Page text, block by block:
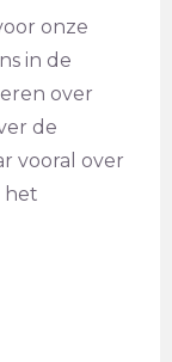
onze
in de
over
de
vooral over
het